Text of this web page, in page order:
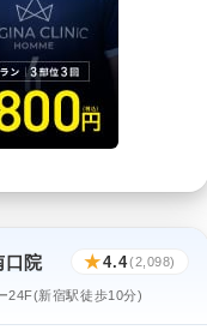
口院 ★4.4(2,098)
24F(新宿駅徒歩10分)